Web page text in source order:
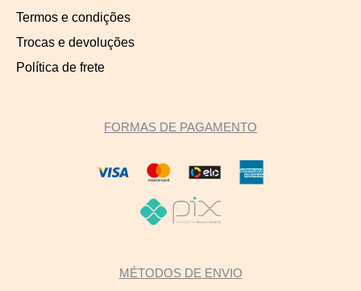
Termos e condições
Trocas e devoluções
Política de frete
FORMAS DE PAGAMENTO
MÉTODOS DE ENVIO